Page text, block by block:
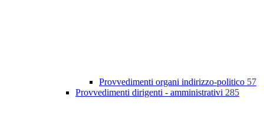
Provvedimenti organi indirizzo-politico 57
Provvedimenti dirigenti - amministrativi 285